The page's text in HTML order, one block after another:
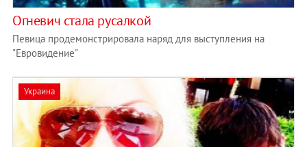
Огневич стала русалкой
Певица продемонстрировала наряд для выступления на
"Евровидение"
Украина